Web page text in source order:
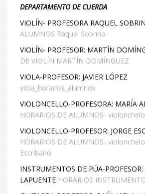
DEPARTAMENTO DE CUERDA
VIOLÍN- PROFESORA RAQUEL
ALUMNOS Raquel Sobrino
VIOLÍN- PROFESOR: MARTÍN
DE VIOLÍN MARTÍN DOMÍNGUEZ
VIOLA-PROFESOR: JAVIER LÓPEZ
viola_horarios_alumnos
VIOLONCELLO-PROFESORA: MARÍA
HORARIOS DE ALUMNOS-
VIOLONCELLO-PROFESOR: JORGE
HORARIOS DE ALUMNOS-
Escribano
INSTRUMENTOS DE PÚA-PROFESOR:
LAPUENTE HORARIOS